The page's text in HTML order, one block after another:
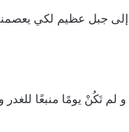
إلى جبل عظيم لكي
لم تَكُنْ يومًا منبعًا